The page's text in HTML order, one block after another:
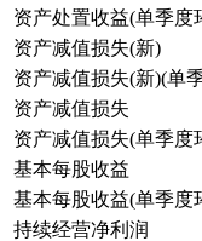
资产处置收益(单季度
资产减值损失(新)
资产减值损失(新)(单
资产减值损失
资产减值损失(单季度
基本每股收益
基本每股收益(单季度
持续经营净利润